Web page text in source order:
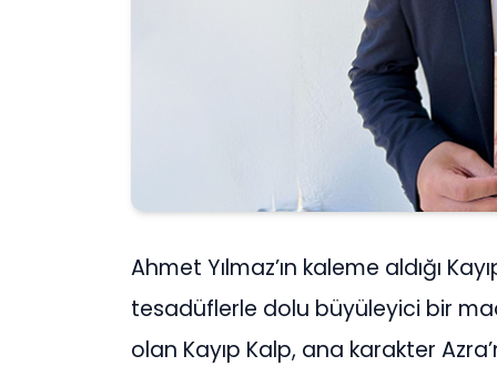
Ahmet Yılmaz’ın kaleme aldığı
tesadüflerle dolu büyüleyici bir
olan Kayıp Kalp, ana karakter